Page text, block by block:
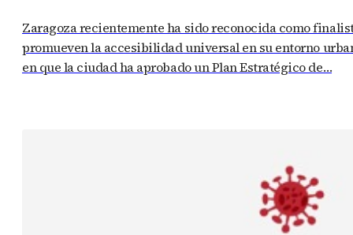
Zaragoza recientemente ha sido reconocida como
promueven la accesibilidad universal en su entorno
en que la ciudad ha aprobado un Plan Estratégico de…